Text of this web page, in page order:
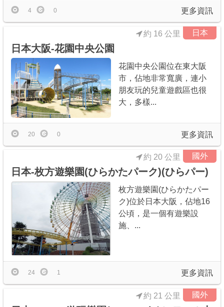
更多資訊
4 0
日本
日本大阪-花園中央公園
約 16 公里
花園中央公園位在東大阪
市，佔地非常寬廣，連小
朋友玩的兒童遊戲區也很
大，多樣...
更多資訊
20 0
國外
日本-枚方遊樂園(ひらかたパーク)(ひらパー)
約 20 公里
枚方遊樂園(ひらかたパー
ク)位於日本大阪，佔地16
公頃，是一個有遊樂設
施、...
更多資訊
24 1
國外
約 21 公里